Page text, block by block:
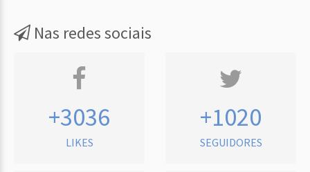
Nas redes sociais
+3036
LIKES
+1020
SEGUIDORES